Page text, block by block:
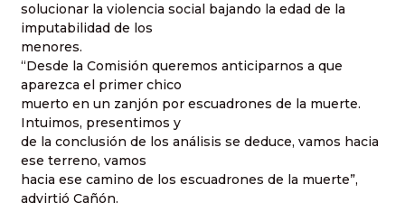
solucionar la violencia social bajando la edad de la
imputabilidad de los
menores.
“Desde la Comisión queremos anticiparnos a que
aparezca el primer chico
muerto en un zanjón por escuadrones de la muerte.
Intuimos, presentimos y
de la conclusión de los análisis se deduce, vamos hacia
ese terreno, vamos
hacia ese camino de los escuadrones de la muerte”,
advirtió Cañón.